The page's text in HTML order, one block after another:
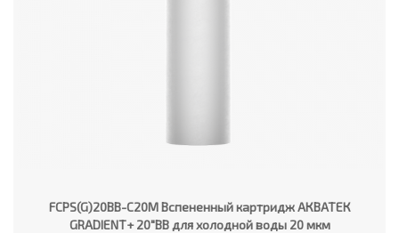
FCPS(G)20BB-C20M Вспененный картридж АКВАТЕК
GRADIENT+ 20"ВВ для холодной воды 20 мкм